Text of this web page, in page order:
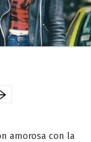
amorosa con la